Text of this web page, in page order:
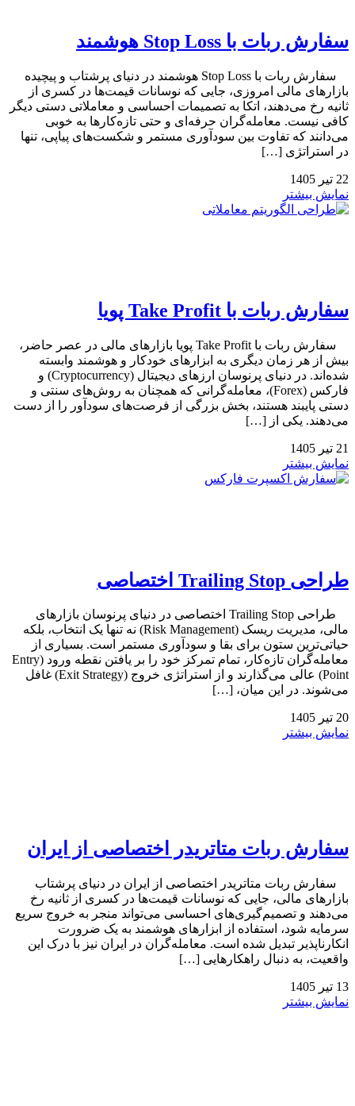
سفارش ربات با Stop Loss هوشمند
سفارش ربات با Stop Loss هوشمند در دنیای پرشتاب و پیچیده
بازارهای مالی امروزی، جایی که نوسانات قیمت‌ها در کسری از
ثانیه رخ می‌دهند، اتکا به تصمیمات احساسی و معاملاتی دستی دیگر
کافی نیست. معامله‌گران حرفه‌ای و حتی تازه‌کارها به خوبی
می‌دانند که تفاوت بین سودآوری مستمر و شکست‌های پیاپی، تنها
در استراتژی […]
22 تیر 1405
نمایش بیشتر
سفارش ربات با Take Profit پویا
سفارش ربات با Take Profit پویا بازارهای مالی در عصر حاضر،
بیش از هر زمان دیگری به ابزارهای خودکار و هوشمند وابسته
شده‌اند. در دنیای پرنوسان ارزهای دیجیتال (Cryptocurrency) و
فارکس (Forex)، معامله‌گرانی که همچنان به روش‌های سنتی و
دستی پایبند هستند، بخش بزرگی از فرصت‌های سودآور را از دست
می‌دهند. یکی از […]
21 تیر 1405
نمایش بیشتر
طراحی Trailing Stop اختصاصی
طراحی Trailing Stop اختصاصی در دنیای پرنوسان بازارهای
مالی، مدیریت ریسک (Risk Management) نه تنها یک انتخاب، بلکه
حیاتی‌ترین ستون برای بقا و سودآوری مستمر است. بسیاری از
معامله‌گران تازه‌کار، تمام تمرکز خود را بر یافتن نقطه ورود (Entry
Point) عالی می‌گذارند و از استراتژی خروج (Exit Strategy) غافل
می‌شوند. در این میان، […]
20 تیر 1405
نمایش بیشتر
سفارش ربات متاتریدر اختصاصی از ایران
سفارش ربات متاتریدر اختصاصی از ایران در دنیای پرشتاب
بازارهای مالی، جایی که نوسانات قیمت‌ها در کسری از ثانیه رخ
می‌دهند و تصمیم‌گیری‌های احساسی می‌تواند منجر به خروج سریع
سرمایه شود، استفاده از ابزارهای هوشمند به یک ضرورت
انکارناپذیر تبدیل شده است. معامله‌گران در ایران نیز با درک این
واقعیت، به دنبال راهکارهایی […]
13 تیر 1405
نمایش بیشتر